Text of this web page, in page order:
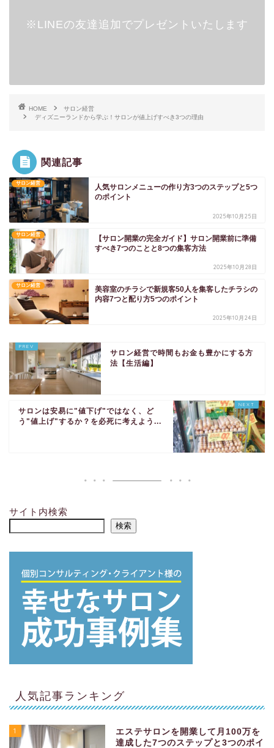
※LINEの友達追加でプレゼントいたします
HOME
サロン経営
ディズニーランドから学ぶ！サロンが値上げすべき3つの理由
関連記事
サロン経営
人気サロンメニューの作り方3つのステップと5つ
のポイント
2025年10月25日
サロン経営
【サロン開業の完全ガイド】サロン開業前に準備
すべき7つのことと8つの集客方法
2025年10月28日
サロン経営
美容室のチラシで新規客50人を集客したチラシの
内容7つと配り方5つのポイント
2025年10月24日
サロン経営で時間もお金も豊かにする方
法【生活編】
サロンは安易に"値下げ"ではなく、ど
う"値上げ"するか？を必死に考えよう...
サイト内検索
検索
人気記事ランキング
1
エステサロンを開業して月100万を
達成した7つのステップと3つのポイ